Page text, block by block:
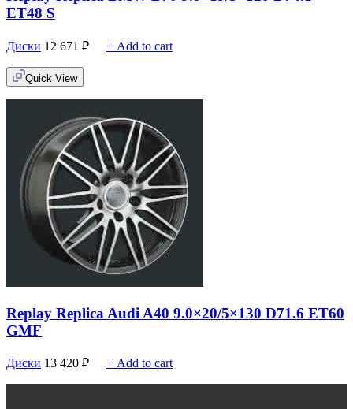
ET48 S
Диски 12 671 ₽ + Add to cart
Quick View
Replay Replica Audi A40 9.0×20/5×130 D71.6 ET60
GMF
Диски 13 420 ₽ + Add to cart